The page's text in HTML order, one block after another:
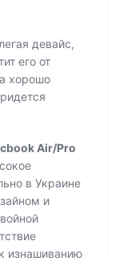
девайс,
его от
хорошо
Air/Pro
в Украине
и
изнашиванию